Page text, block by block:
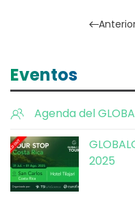
Eventos
Agenda del
2025